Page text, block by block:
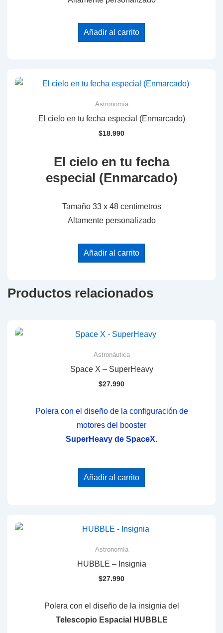
Añadir al carrito
Astronomía
El cielo en tu fecha especial (Enmarcado)
$18.990
El cielo en tu fecha
especial (Enmarcado)
Tamaño 33 x 48 centímetros
Altamente personalizado
Añadir al carrito
Productos relacionados
Astronáutica
Space X – SuperHeavy
$27.990
Polera con el diseño de la configuración de
motores del booster
SuperHeavy de SpaceX.
Añadir al carrito
Astronomía
HUBBLE – Insignia
$27.990
Polera con el diseño de la insignia del
Telescopio Espacial HUBBLE